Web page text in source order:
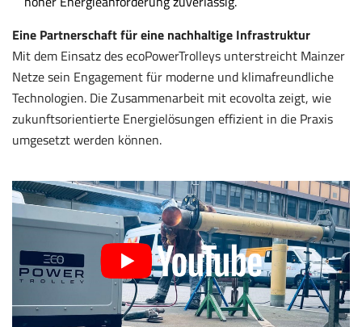
Eine Partnerschaft für eine nachhaltige Infrastruktur
Mit dem Einsatz des ecoPowerTrolleys unterstreicht Mainzer
Netze sein Engagement für moderne und klimafreundliche
Technologien. Die Zusammenarbeit mit ecovolta zeigt, wie
zukunftsorientierte Energielösungen effizient in die Praxis
umgesetzt werden können.